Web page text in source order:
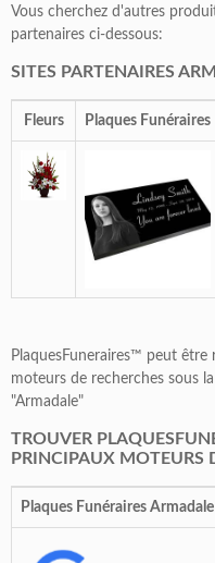
Vous cherchez d'autres
partenaires ci-dessous:
SITES PARTENAIRES
Fleurs Plaques Funéraires
PlaquesFuneraires™ peut
moteurs de recherches sous
"Armadale"
TROUVER
PRINCIPAUX MOTEURS
Plaques Funéraires